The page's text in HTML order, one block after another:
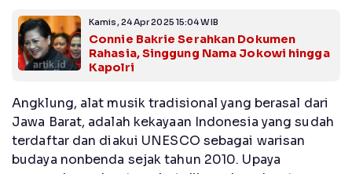
Kamis, 24 Apr 2025 15:04 WIB
Connie Bakrie Serahkan Dokumen
Rahasia, Singgung Nama Jokowi hingga
Kapolri
Angklung, alat musik tradisional yang berasal dari
Jawa Barat, adalah kekayaan Indonesia yang sudah
terdaftar dan diakui UNESCO sebagai warisan
budaya nonbenda sejak tahun 2010. Upaya